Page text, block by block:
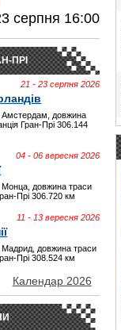
серпня 16:00
ПРІ
21 - 23 серпня 2026
Амстердам, довжина
Гран-Прі 306.144
04 - 06 вересня 2026
Монца, довжина траси
Прі 306.720 км
11 - 13 вересня 2026
Мадрид, довжина траси
Прі 308.524 км
Календар 2026